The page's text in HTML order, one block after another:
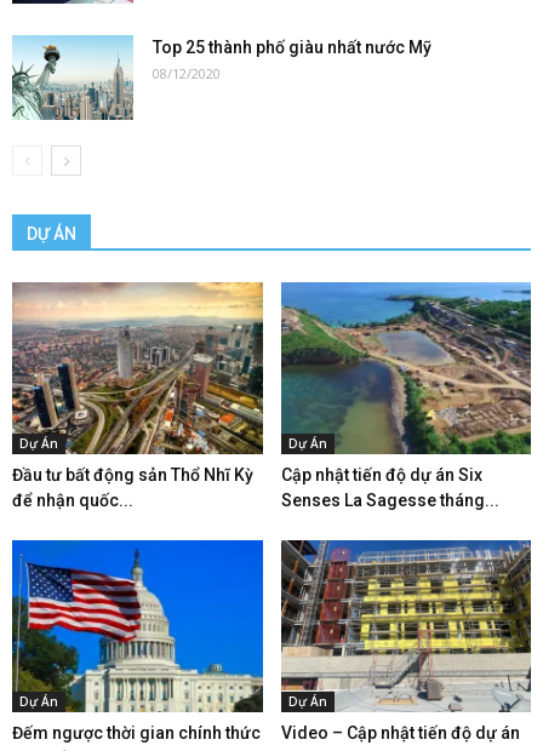
Top 25 thành phố giàu nhất nước Mỹ
08/12/2020
DỰ ÁN
Dự Án
Đầu tư bất động sản Thổ Nhĩ Kỳ
để nhận quốc...
Dự Án
Cập nhật tiến độ dự án Six
Senses La Sagesse tháng...
Dự Án
Đếm ngược thời gian chính thức
Dự Án
Video – Cập nhật tiến độ dự án